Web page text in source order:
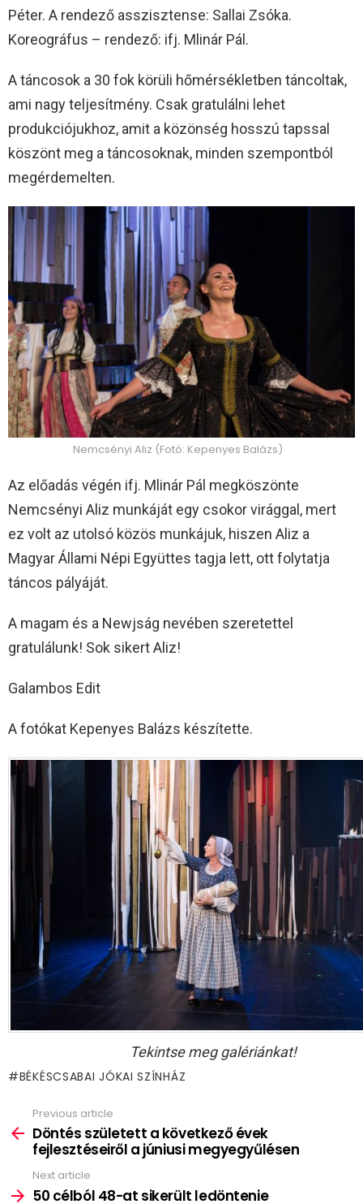
Péter. A rendező asszisztense: Sallai Zsóka.
Koreográfus – rendező: ifj. Mlinár Pál.
A táncosok a 30 fok körüli hőmérsékletben táncoltak,
ami nagy teljesítmény. Csak gratulálni lehet
produkciójukhoz, amit a közönség hosszú tapssal
köszönt meg a táncosoknak, minden szempontból
megérdemelten.
Nemcsényi Aliz (Fotó: Kepenyes Balázs)
Az előadás végén ifj. Mlinár Pál megköszönte
Nemcsényi Aliz munkáját egy csokor virággal, mert
ez volt az utolsó közös munkájuk, hiszen Aliz a
Magyar Állami Népi Együttes tagja lett, ott folytatja
táncos pályáját.
A magam és a Newjság nevében szeretettel
gratulálunk! Sok sikert Aliz!
Galambos Edit
A fotókat Kepenyes Balázs készítette.
Tekintse meg galériánkat!
BÉKÉSCSABAI JÓKAI SZÍNHÁZ
more
Previous article
Döntés született a következő évek
fejlesztéseiről a júniusi megyegyűlésen
Next article
50 célból 48-at sikerült ledöntenie